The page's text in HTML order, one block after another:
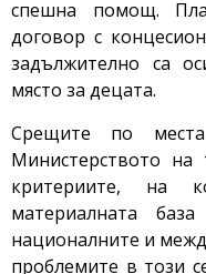
спешна помощ.
договор с
задължително са
място за децата.
Срещите по
Министерството на
критериите, на
материалната
националните и
проблемите в този